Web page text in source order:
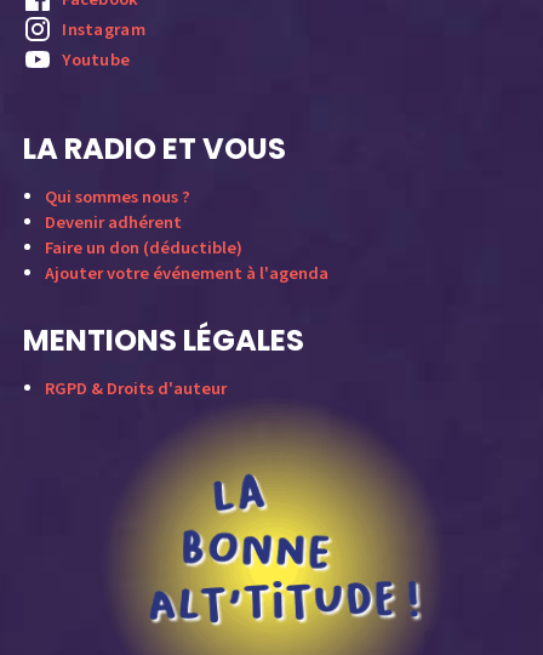
Instagram
Youtube
LA RADIO ET VOUS
Qui sommes nous ?
Devenir adhérent
Faire un don (déductible)
Ajouter votre événement à l'agenda
MENTIONS LÉGALES
RGPD & Droits d'auteur